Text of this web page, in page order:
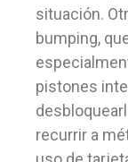
situación.
bumping,
pistones
recurrir a